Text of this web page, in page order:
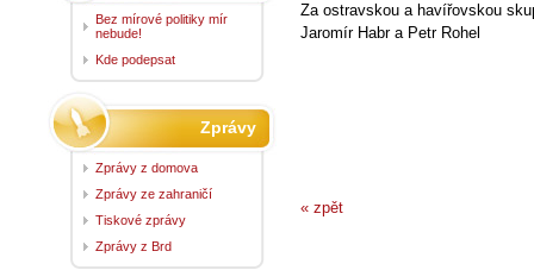
Za ostravskou a havířovskou
Jaromír Habr a Petr Rohel
« zpět
Bez mírové politiky mír
nebude!
Kde podepsat
Zprávy
Zprávy z domova
Zprávy ze zahraničí
Tiskové zprávy
Zprávy z Brd